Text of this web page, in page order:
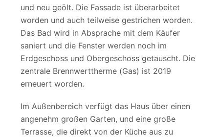
und neu geölt. Die Fassade ist überarbeitet
worden und auch teilweise gestrichen worden.
Das Bad wird in Absprache mit dem Käufer
saniert und die Fenster werden noch im
Erdgeschoss und Obergeschoss getauscht. Die
zentrale Brennwerttherme (Gas) ist 2019
erneuert worden.
Im Außenbereich verfügt das Haus über einen
angenehm großen Garten, und eine große
Terrasse, die direkt von der Küche aus zu